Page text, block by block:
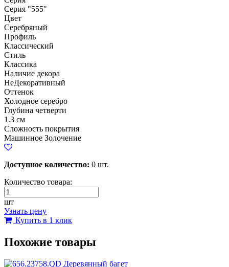
Серия "555"
Цвет
Серебряный
Профиль
Классический
Стиль
Классика
Наличие декора
НеДекоративный
Оттенок
Холодное серебро
Глубина четверти
1.3 см
Сложность покрытия
Машинное Золочение
Доступное количество: 0 шт.
Количество товара:
шт
Узнать цену
Купить в 1 клик
Похожие товары